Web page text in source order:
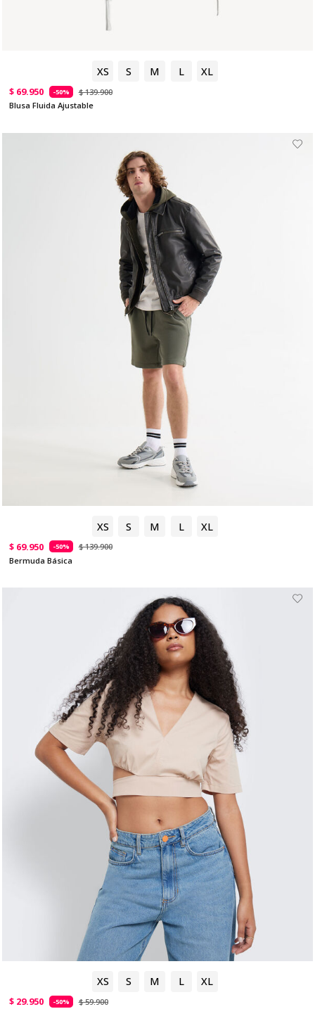
XS S M L XL
$ 69.950 -50%
$ 139.900
Blusa Fluida Ajustable
XS S M L XL
$ 69.950 -50%
$ 139.900
Bermuda Básica
XS S M L XL
$ 29.950 -50%
$ 59.900